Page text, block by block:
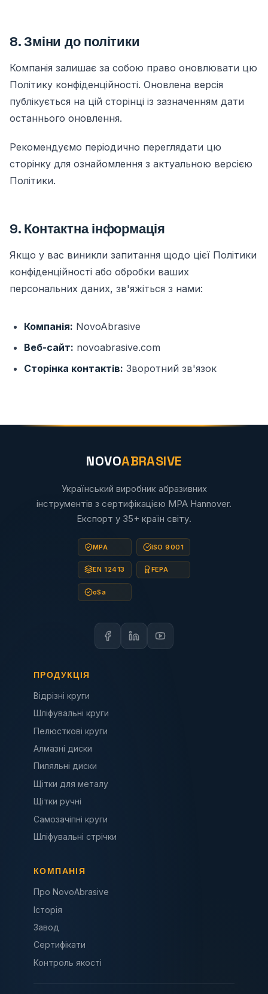
8. Зміни до політики
Компанія залишає за собою право оновлювати цю
Політику конфіденційності. Оновлена версія
публікується на цій сторінці із зазначенням дати
останнього оновлення.
Рекомендуємо періодично переглядати цю
сторінку для ознайомлення з актуальною версією
Політики.
9. Контактна інформація
Якщо у вас виникли запитання щодо цієї Політики
конфіденційності або обробки ваших
персональних даних, зв'яжіться з нами:
Компанія: NovoAbrasive
Веб-сайт: novoabrasive.com
Сторінка контактів: Зворотний зв'язок
NOVOABRASIVE
Український виробник абразивних
інструментів з сертифікацією MPA Hannover.
Експорт у 35+ країн світу.
MPA ISO 9001
EN 12413 FEPA
oSa
ПРОДУКЦІЯ
Відрізні круги
Шліфувальні круги
Пелюсткові круги
Алмазні диски
Пиляльні диски
Щітки для металу
Щітки ручні
Самозачіпні круги
Шліфувальні стрічки
КОМПАНІЯ
Про NovoAbrasive
Історія
Завод
Сертифікати
Контроль якості